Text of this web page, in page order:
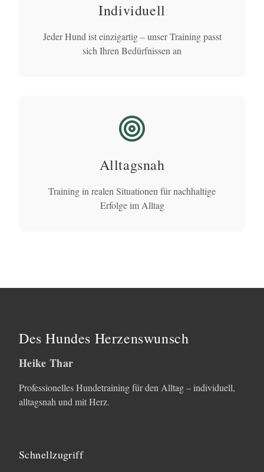
Individuell
Jeder Hund ist einzigartig – unser Training passt
sich Ihren Bedürfnissen an
Alltagsnah
Training in realen Situationen für nachhaltige
Erfolge im Alltag
Des Hundes Herzenswunsch
Heike Thar
Professionelles Hundetraining für den Alltag – individuell,
alltagsnah und mit Herz.
Schnellzugriff